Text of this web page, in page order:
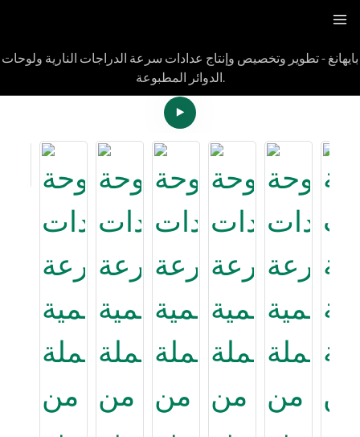
بايهانغ - تطوير وتخصيص وإنتاج عدادات سرعة الدراجات النارية ولوحات
الدوائر المطبوعة.